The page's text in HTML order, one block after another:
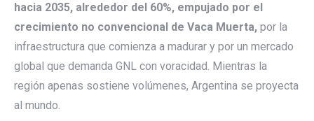
hacia 2035, alrededor del 60%, empujado por el
crecimiento no convencional de Vaca Muerta, por la
infraestructura que comienza a madurar y por un mercado
global que demanda GNL con voracidad. Mientras la
región apenas sostiene volúmenes, Argentina se proyecta
al mundo.